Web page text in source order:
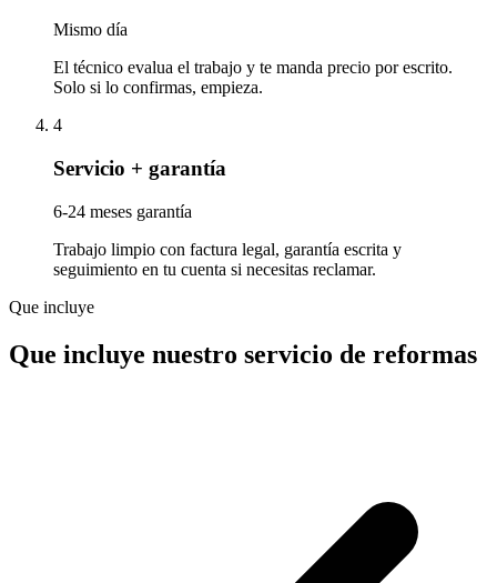
Mismo día
El técnico evalua el trabajo y te manda precio por escrito.
Solo si lo confirmas, empieza.
4
Servicio + garantía
6-24 meses garantía
Trabajo limpio con factura legal, garantía escrita y
seguimiento en tu cuenta si necesitas reclamar.
Que incluye
Que incluye nuestro servicio de reformas